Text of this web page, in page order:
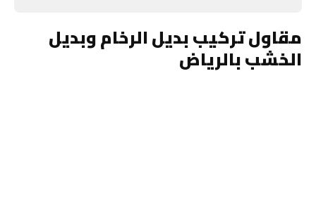
مقاول تركيب بديل الرخام وبديل
الخشب بالرياض